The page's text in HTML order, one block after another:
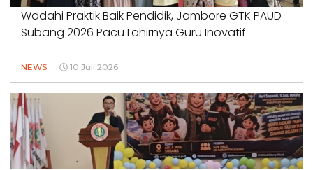
Wadahi Praktik Baik Pendidik, Jambore GTK PAUD
Subang 2026 Pacu Lahirnya Guru Inovatif
NEWS 10 Juli 2026